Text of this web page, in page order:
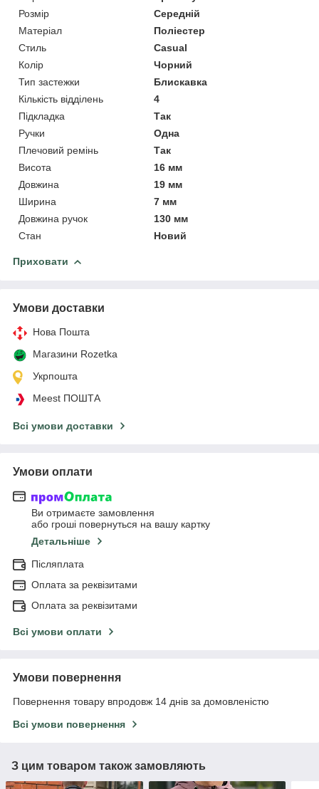
Розмір
Середній
Матеріал
Поліестер
Стиль
Casual
Колір
Чорний
Тип застежки
Блискавка
Кількість відділень
4
Підкладка
Так
Ручки
Одна
Плечовий ремінь
Так
Висота
16 мм
Довжина
19 мм
Ширина
7 мм
Довжина ручок
130 мм
Стан
Новий
Приховати
Умови доставки
Нова Пошта
Магазини Rozetka
Укрпошта
Meest ПОШТА
Всі умови доставки
Умови оплати
Ви отримаєте замовлення
або гроші повернуться на вашу картку
Детальніше
Післяплата
Оплата за реквізитами
Оплата за реквізитами
Всі умови оплати
Умови повернення
Повернення товару впродовж 14 днів за домовленістю
Всі умови повернення
З цим товаром також замовляють